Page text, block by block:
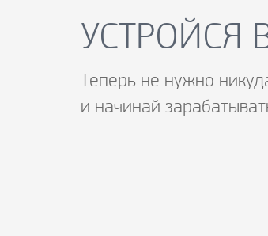
УСТРОЙСЯ
Теперь не нужно
и начинай